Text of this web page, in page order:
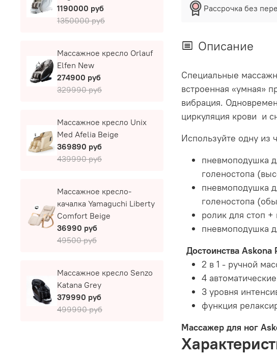
Рассрочка без
Описание
Специальные
встроенная «умная»
вибрация.
циркуляция крови и
Используйте одну из
пневмоподушка
голеностопа
пневмоподушка
голеностопа
ролик для стоп
пневмоподушка
Достоинства
2 в 1 - ручной
4
3 уровня
функция
Массажер для ног
1190000 руб
1350000 руб
Массажное кресло Orlauf
Elfen New
274900 руб
329990 руб
Массажное кресло Unix
Med Afelia Beige
369890 руб
439990 руб
Массажное кресло-
качалка Yamaguchi Liberty
Comfort Beige
36990 руб
49500 руб
Массажное кресло Senzo
Katana Grey
379990 руб
499990 руб